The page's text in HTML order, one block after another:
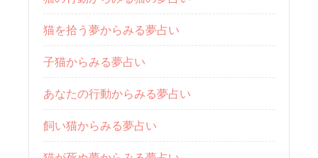
猫を拾う夢からみる夢占い
子猫からみる夢占い
あなたの行動からみる夢占い
飼い猫からみる夢占い